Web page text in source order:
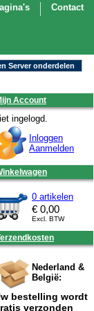
Contact
Server onderdelen
Account
ingelogd.
Inloggen
Aanmelden
0 artikelen
€ 0,00
Excl. BTW
Nederland &
België:
bestelling wordt
verzonden